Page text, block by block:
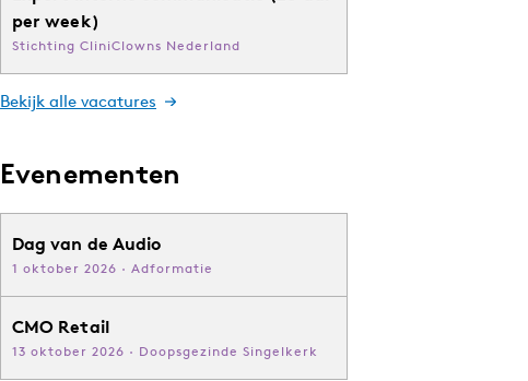
per week)
Stichting CliniClowns Nederland
Bekijk alle vacatures
Evenementen
Dag van de Audio
1 oktober 2026 · Adformatie
CMO Retail
13 oktober 2026 · Doopsgezinde Singelkerk